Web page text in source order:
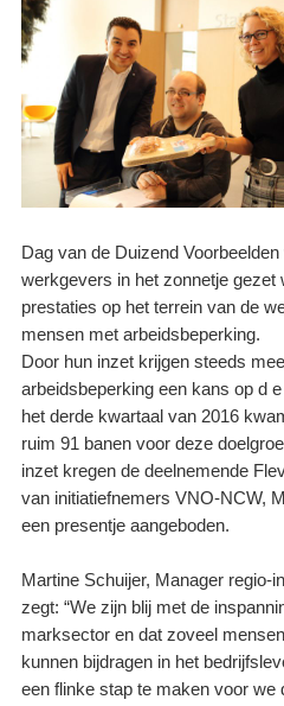
Dag van de Duizend
werkgevers in het zonnetje gezet
prestaties op het terrein van de
mensen met arbeidsbeperking.
Door hun inzet krijgen steeds
arbeidsbeperking een kans op d
het derde kwartaal van 2016
ruim 91 banen voor deze
inzet kregen de deelnemende
van initiatiefnemers VNO-NCW,
een presentje aangeboden.
Martine Schuijer, Manager regio-
zegt: “We zijn blij met de
marksector en dat zoveel
kunnen bijdragen in het
een flinke stap te maken voor we